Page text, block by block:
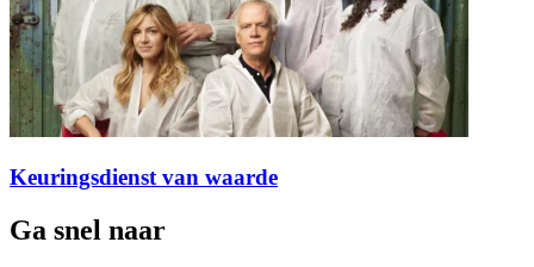
Keuringsdienst van waarde
Ga snel naar